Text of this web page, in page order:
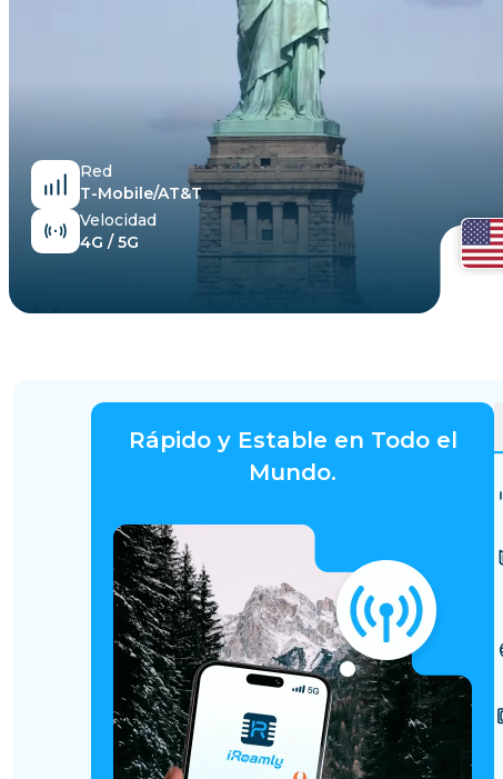
Red
T-Mobile/AT&T
Velocidad
4G / 5G
Rápido y Estable en Todo el
Mundo.